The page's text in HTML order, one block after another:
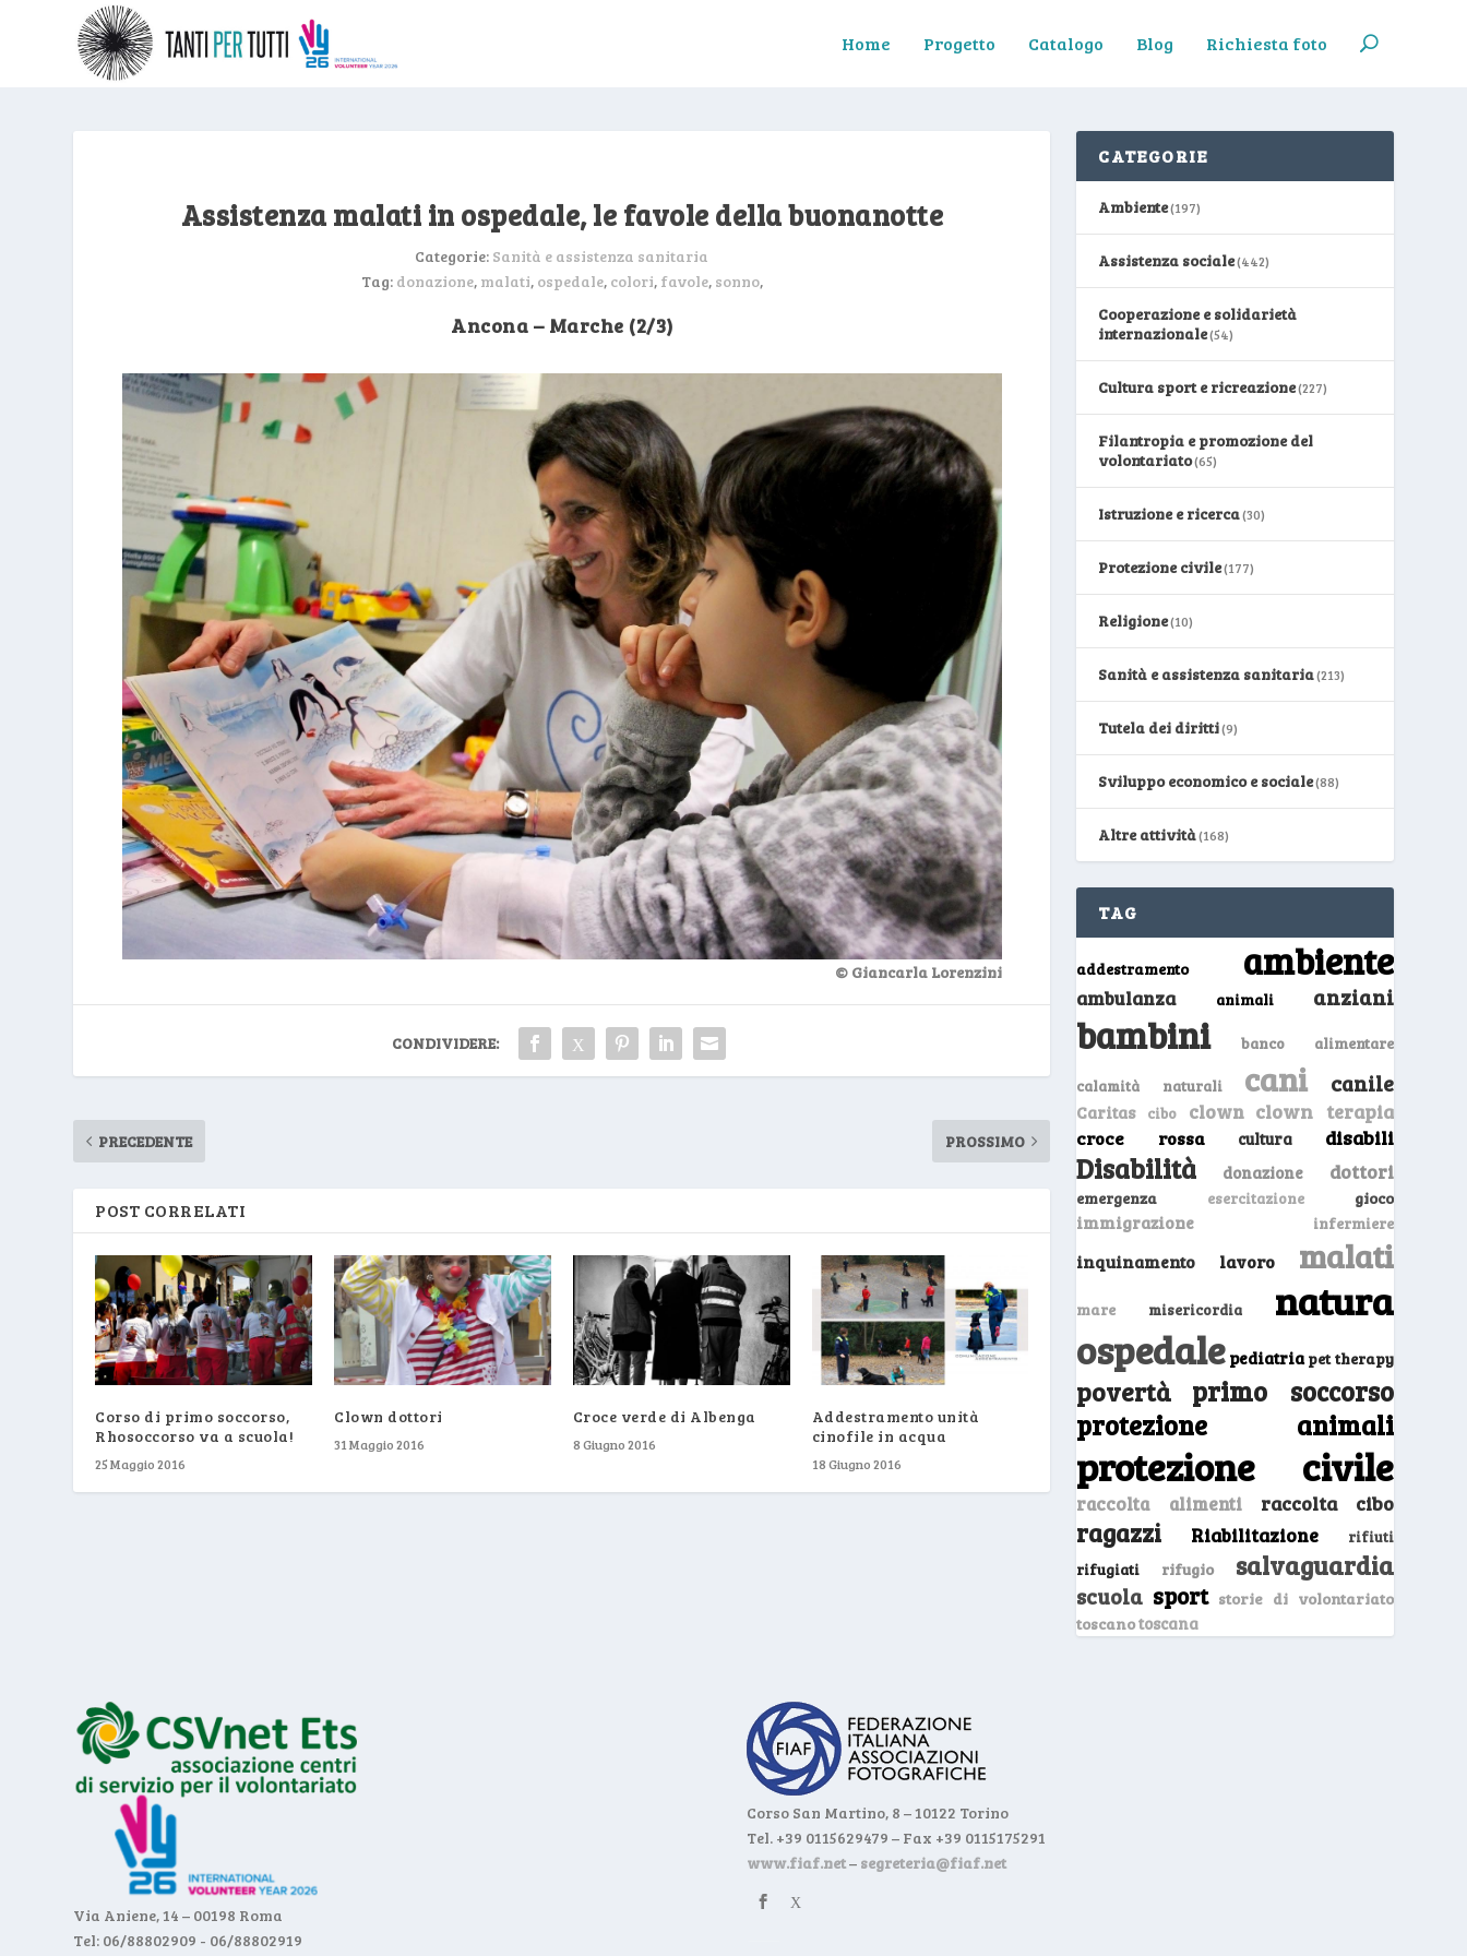
Home Progetto Catalogo Blog Richiesta foto
Assistenza malati in ospedale, le favole della buonanotte
Categorie: Sanità e assistenza sanitaria
Tag: donazione, malati, ospedale, colori, favole, sonno,
Ancona – Marche (2/3)
© Giancarla Lorenzini
CONDIVIDERE:
PRECEDENTE PROSSIMO
POST CORRELATI
Corso di primo soccorso,
Rhosoccorso va a scuola!
25 Maggio 2016
Clown dottori
31 Maggio 2016
Croce verde di Albenga
8 Giugno 2016
Addestramento unità
cinofile in acqua
18 Giugno 2016
CATEGORIE
Ambiente(197)
Assistenza sociale(442)
Cooperazione e solidarietà
internazionale(54)
Cultura sport e ricreazione(227)
Filantropia e promozione del
volontariato(65)
Istruzione e ricerca(30)
Protezione civile(177)
Religione(10)
Sanità e assistenza sanitaria(213)
Tutela dei diritti(9)
Sviluppo economico e sociale(88)
Altre attività(168)
TAG
addestramento ambiente
ambulanza animali anziani
bambini banco alimentare
calamità naturali cani canile
Caritas cibo clown clown terapia
croce rossa cultura disabili
Disabilità donazione dottori
emergenza esercitazione gioco
immigrazione infermiere
inquinamento lavoro malati
mare misericordia natura
ospedale pediatria pet therapy
povertà
primo soccorso
protezione animali
protezione civile
raccolta alimenti raccolta cibo
ragazzi Riabilitazione
rifiuti
rifugiati
rifugio salvaguardia
scuola sport storie di volontariato
toscanotoscana
Via Aniene, 14 – 00198 Roma
Tel: 06/88802909 - 06/88802919
Corso San Martino, 8 – 10122 Torino
Tel. +39 0115629479 – Fax +39 0115175291
www.fiaf.net– segreteria@fiaf.net